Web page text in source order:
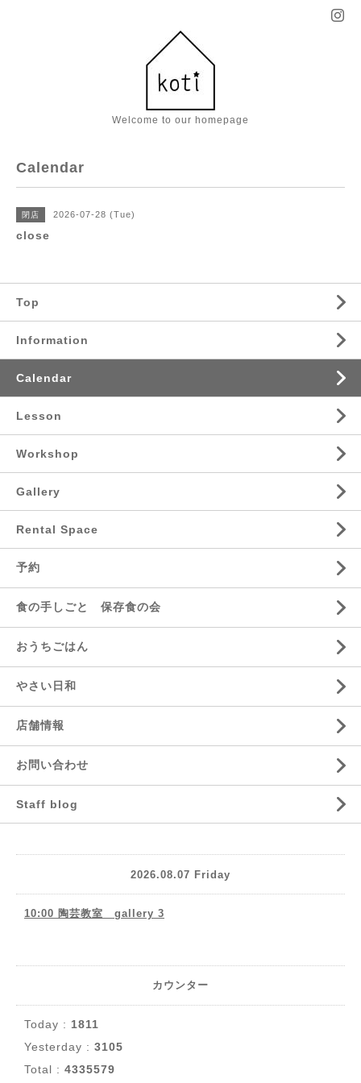
Welcome to our homepage
Calendar
閉店 2026-07-28 (Tue)
close
Top
Information
Calendar
Lesson
Workshop
Gallery
Rental Space
予約
食の手しごと 保存食の会
おうちごはん
やさい日和
店舗情報
お問い合わせ
Staff blog
2026.08.07 Friday
10:00 陶芸教室 gallery 3
カウンター
Today : 1811
Yesterday : 3105
Total : 4335579